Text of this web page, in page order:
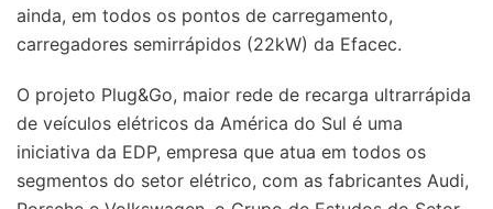
ainda, em todos os pontos de carregamento,
carregadores semirrápidos (22kW) da Efacec.
O projeto Plug&Go, maior rede de recarga ultrarrápida
de veículos elétricos da América do Sul é uma
iniciativa da EDP, empresa que atua em todos os
segmentos do setor elétrico, com as fabricantes Audi,